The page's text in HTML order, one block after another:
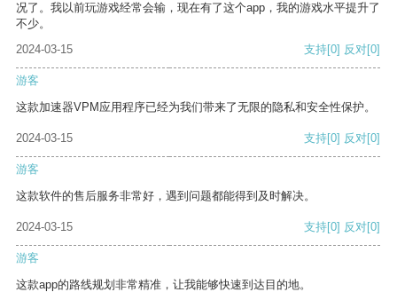
况了。我以前玩游戏经常会输，现在有了这个app，我的游戏水平提升了
不少。
2024-03-15
支持[0] 反对[0]
游客
这款加速器VPM应用程序已经为我们带来了无限的隐私和安全性保护。
2024-03-15 支持[0] 反对[0]
游客
这款软件的售后服务非常好，遇到问题都能得到及时解决。
2024-03-15 支持[0] 反对[0]
游客
这款app的路线规划非常精准，让我能够快速到达目的地。